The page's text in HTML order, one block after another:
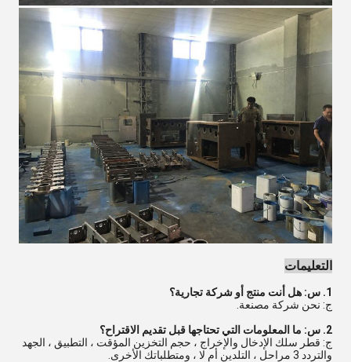
التعليمات
1. س: هل أنت منتج أو شركة تجارية؟
ج: نحن شركة مصنعة.
2. س: ما المعلومات التي تحتاجها قبل تقديم الاقتراح؟
ج: قطر سلك الإدخال والإخراج ، حجم التخزين المؤقت ، التطبيق ، الجهد
والتردد 3 مراحل ، التلدين أم لا ، ومتطلباتك الأخرى.